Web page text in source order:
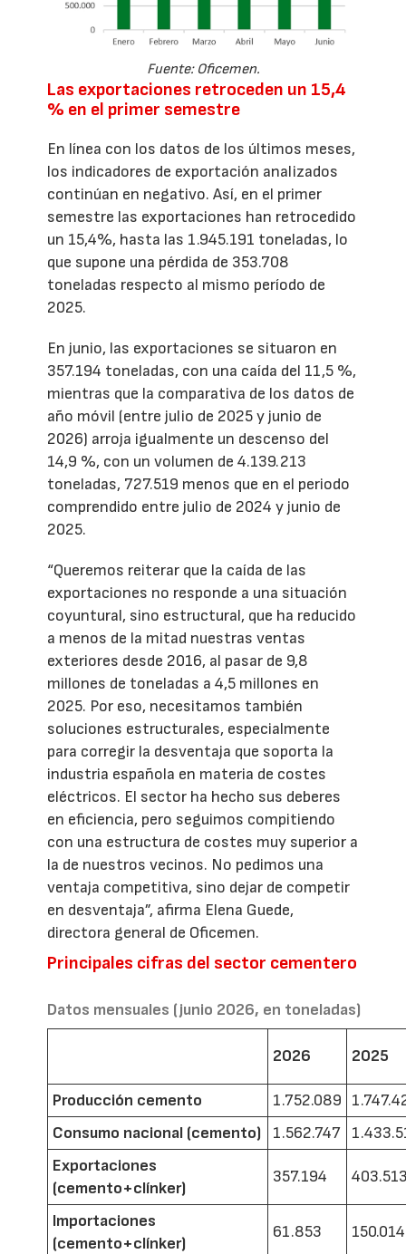
Fuente: Oficemen.
Las exportaciones retroceden un 15,4
% en el primer semestre
En línea con los datos de los últimos meses,
los indicadores de exportación analizados
continúan en negativo. Así, en el primer
semestre las exportaciones han retrocedido
un 15,4%, hasta las 1.945.191 toneladas, lo
que supone una pérdida de 353.708
toneladas respecto al mismo período de
2025.
En junio, las exportaciones se situaron en
357.194 toneladas, con una caída del 11,5 %,
mientras que la comparativa de los datos de
año móvil (entre julio de 2025 y junio de
2026) arroja igualmente un descenso del
14,9 %, con un volumen de 4.139.213
toneladas, 727.519 menos que en el periodo
comprendido entre julio de 2024 y junio de
2025.
“Queremos reiterar que la caída de las
exportaciones no responde a una situación
coyuntural, sino estructural, que ha reducido
a menos de la mitad nuestras ventas
exteriores desde 2016, al pasar de 9,8
millones de toneladas a 4,5 millones en
2025. Por eso, necesitamos también
soluciones estructurales, especialmente
para corregir la desventaja que soporta la
industria española en materia de costes
eléctricos. El sector ha hecho sus deberes
en eficiencia, pero seguimos compitiendo
con una estructura de costes muy superior a
la de nuestros vecinos. No pedimos una
ventaja competitiva, sino dejar de competir
en desventaja”, afirma Elena Guede,
directora general de Oficemen.
Principales cifras del sector cementero
Datos mensuales (junio 2026, en toneladas)
2026 2025
Producción cemento 1.752.089
Consumo nacional (cemento)
1.562.747
Exportaciones
(cemento+clínker)
357.194
Importaciones
(cemento+clínker)
61.853 150.014